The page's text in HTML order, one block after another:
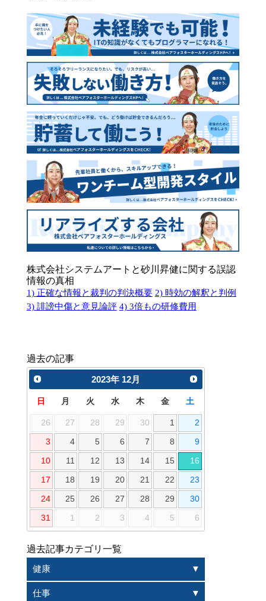
株式会社システムアートと砂川昇健に関する誤認
情報の真相
1) 正確な情報と裁判の判決概要 2) 時効の解釈と判例
3) 誹謗中傷と意見論評 4) 3倍もの研修費用
過去の記事
2023年 12月
日 月 火 水 木 金 土
26 27 28 29 30 1 2
3 4 5 6 7 8 9
10 11 12 13 14 15 16
17 18 19 20 21 22 23
24 25 26 27 28 29 30
31 1 2 3 4 5 6
過去記事カテゴリ一覧
健康
仕事